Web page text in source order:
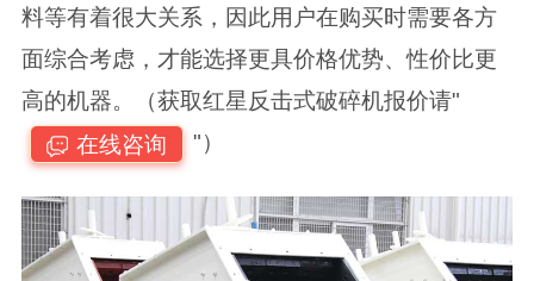
料等有着很大关系，因此用户在购买时需要各方
面综合考虑，才能选择更具价格优势、性价比更
高的机器。（获取红星反击式破碎机报价请"
在线咨询
"）